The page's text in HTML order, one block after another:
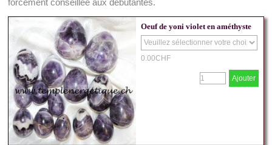
forcément conseillée aux débutantes.
Oeuf de yoni violet en améthyste
0.00CHF
Ajouter